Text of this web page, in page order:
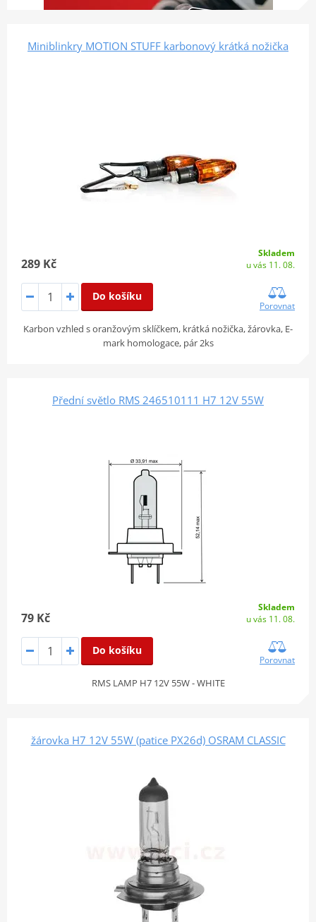
Miniblinkry MOTION STUFF karbonový krátká nožička
289 Kč
Skladem
u vás 11. 08.
Do košíku
Porovnat
Karbon vzhled s oranžovým sklíčkem, krátká nožička, žárovka, E-
mark homologace, pár 2ks
Přední světlo RMS 246510111 H7 12V 55W
79 Kč
Skladem
u vás 11. 08.
Do košíku
Porovnat
RMS LAMP H7 12V 55W - WHITE
žárovka H7 12V 55W (patice PX26d) OSRAM CLASSIC